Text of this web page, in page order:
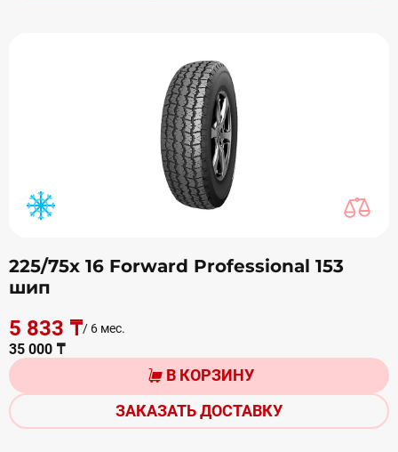
225/75х 16 Forward Professional 153
шип
5 833 ₸/ 6 мес.
35 000 ₸
В КОРЗИНУ
ЗАКАЗАТЬ ДОСТАВКУ